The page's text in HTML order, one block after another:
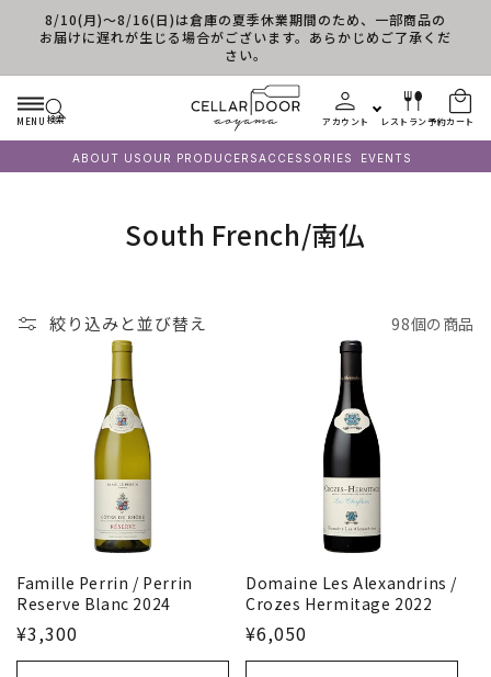
コンテンツに進む
8/10(月)～8/16(日)は倉庫の夏季休業期間のため、一部商品の
お届けに遅れが生じる場合がございます。あらかじめご了承くだ
さい。
MENU 検索 アカウント レストラン予約カート
ABOUT US OUR PRODUCERSACCESSORIES EVENTS
コ
ク
シ
ョ
ン
South French/南仏
絞り込みと並び替え 98個の商品
Famille Perrin / Perrin
Reserve Blanc 2024
¥3,300
Domaine Les Alexandrins /
Crozes Hermitage 2022
¥6,050